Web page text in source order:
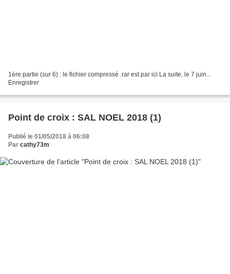
1ère partie (sur 6) : le fichier compressé .rar est par ici La suite, le 7 juin...
Enregistrer
Point de croix : SAL NOEL 2018 (1)
Publié le 01/05/2018 à 06:08
Par cathy73m